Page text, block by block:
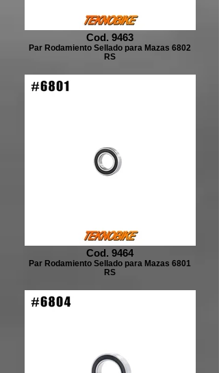
Cod. 9463
Par Rodamiento Sellado para Mazas 6802
RS
Cod. 9464
Par Rodamiento Sellado para Mazas 6801
RS